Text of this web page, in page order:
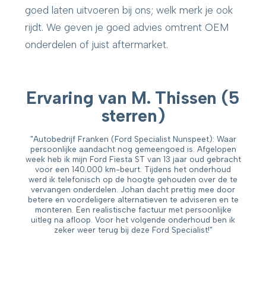
goed laten uitvoeren bij ons; welk merk je ook
rijdt. We geven je goed advies omtrent OEM
onderdelen of juist aftermarket.
Ervaring van M. Thissen (5
sterren)
"Autobedrijf Franken (Ford Specialist Nunspeet): Waar
persoonlijke aandacht nog gemeengoed is. Afgelopen
week heb ik mijn Ford Fiesta ST van 13 jaar oud gebracht
voor een 140.000 km-beurt. Tijdens het onderhoud
werd ik telefonisch op de hoogte gehouden over de te
vervangen onderdelen. Johan dacht prettig mee door
betere en voordeligere alternatieven te adviseren en te
monteren. Een realistische factuur met persoonlijke
uitleg na afloop. Voor het volgende onderhoud ben ik
zeker weer terug bij deze Ford Specialist!"